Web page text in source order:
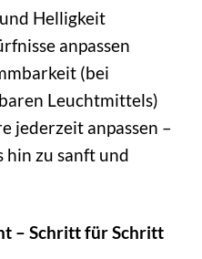
Helligkeit
anpassen
(bei
Leuchtmittels)
jederzeit anpassen –
hin zu sanft und
– Schritt für Schritt